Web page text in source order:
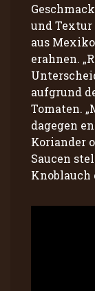
und Textur
aus
erahnen.
aufgrund
Tomaten.
dagegen
Koriander
Saucen
Knoblauch